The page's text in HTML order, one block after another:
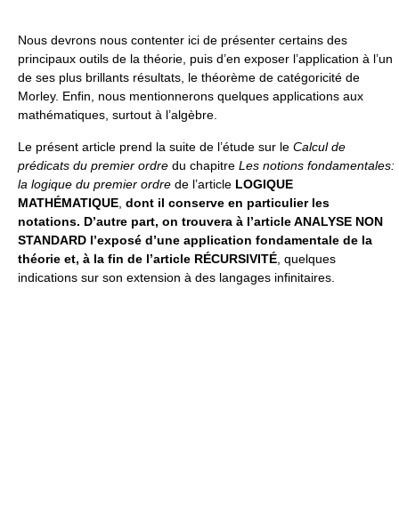
Nous devrons nous contenter ici de présenter certains des
principaux outils de la théorie, puis d’en exposer l’application à l’un
de ses plus brillants résultats, le théorème de catégoricité de
Morley. Enfin, nous mentionnerons quelques applications aux
mathématiques, surtout à l’algèbre.
Le présent article prend la suite de l’étude sur le Calcul de
prédicats du premier ordre du chapitre Les notions fondamentales:
la logique du premier ordre de l’article LOGIQUE
MATHÉMATIQUE dont il conserve en particulier les
notations. D’autre part, on trouvera à l’article ANALYSE NON
STANDARD l’exposé d’une application fondamentale de la
théorie et, à la fin de l’article RÉCURSIVITÉ , quelques
indications sur son extension à des langages infinitaires.